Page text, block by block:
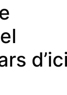
d’ici